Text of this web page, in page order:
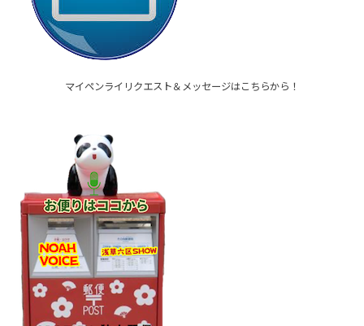
マイペンライリクエスト＆メッセージはこちらから！